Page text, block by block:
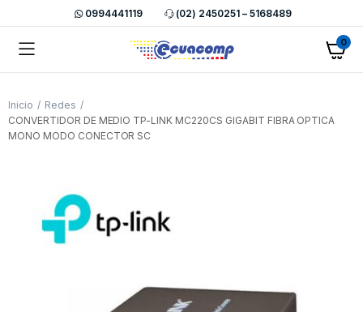
0994441119 (02) 2450251 – 5168489
0
Inicio
Redes
CONVERTIDOR DE MEDIO TP-LINK MC220CS GIGABIT FIBRA OPTICA
MONO MODO CONECTOR SC